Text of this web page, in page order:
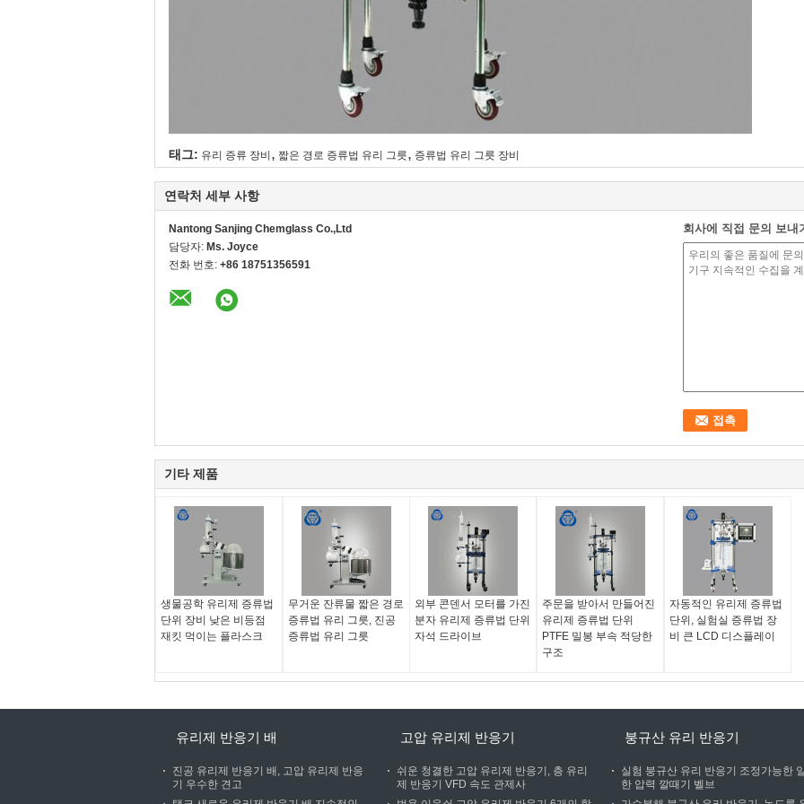
태그: 유리 증류 장비 , 짧은 경로 증류법 유리 그릇, 증류법 유리 그릇 장비
연락처 세부 사항
Nantong Sanjing Chemglass Co.,Ltd
담당자: Ms. Joyce
전화 번호: +86 18751356591
회사에 직접 문의 보내
기타 제품
생물공학 유리제 증류법
단위 장비 낮은 비등점
재킷 먹이는 플라스크
무거운 잔류물 짧은 경로
증류법 유리 그릇, 진공
증류법 유리 그릇
외부 콘덴서 모터를 가진
분자 유리제 증류법 단위
자석 드라이브
주문을 받아서 만들어진
유리제 증류법 단위
PTFE 밀봉 부속 적당한
구조
자동적인 유리제 증류법
단위, 실험실 증류법 장
비 큰 LCD 디스플레이
유리제 반응기 배
진공 유리제 반응기 배, 고압 유리제 반응
기 우수한 견고
고압 유리제 반응기
쉬운 청결한 고압 유리제 반응기, 층 유리
제 반응기 VFD 속도 관제사
붕규산 유리 반응기
실험 붕규산 유리 반응기 조정가능한
한 압력 깔때기 벨브